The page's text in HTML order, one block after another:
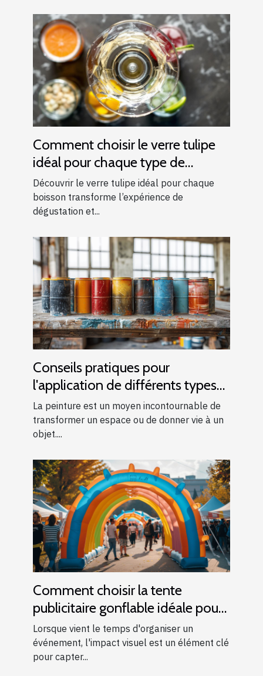
Comment choisir le verre tulipe
idéal pour chaque type de
boisson ?
Découvrir le verre tulipe idéal pour chaque
boisson transforme l’expérience de
dégustation et...
Conseils pratiques pour
l'application de différents types
de peintures
La peinture est un moyen incontournable de
transformer un espace ou de donner vie à un
objet....
Comment choisir la tente
publicitaire gonflable idéale pour
vos événements
Lorsque vient le temps d'organiser un
événement, l'impact visuel est un élément clé
pour capter...